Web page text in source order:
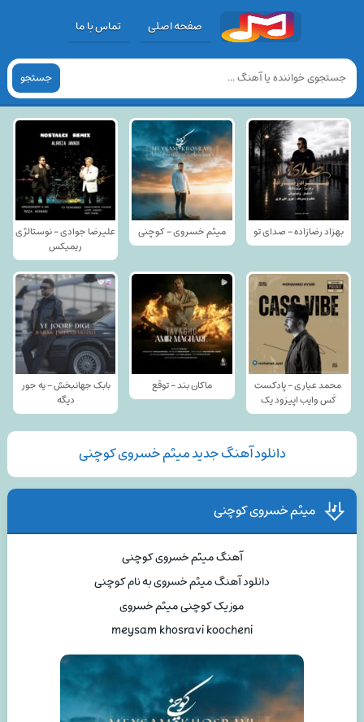
صفحه اصلی تماس با ما
جستجو
بهزاد رضازاده - صدای تو میثم خسروی - کوچنی
علیرضا جوادی - نوستالژی
ریمیکس
محمد عیاری - پادکست
کَس وایب اپیزود یک
ماکان بند - توقع
بابک جهانبخش - یه جور
دیگه
دانلود آهنگ جدید میثم خسروی کوچنی
میثم خسروی کوچنی
آهنگ میثم خسروی کوچنی
دانلود آهنگ میثم خسروی به نام کوچنی
موزیک کوچنی میثم خسروی
meysam khosravi koocheni